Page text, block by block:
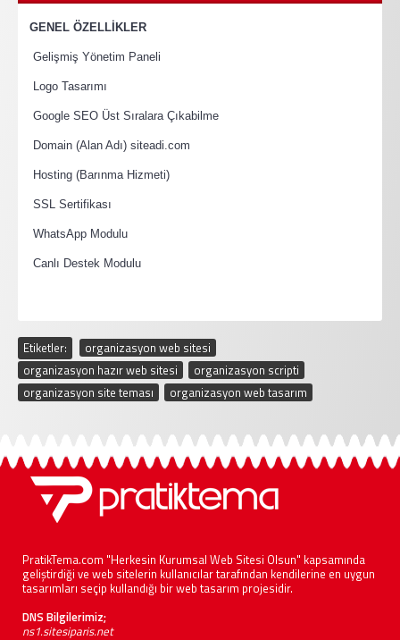
GENEL ÖZELLİKLER
Gelişmiş Yönetim Paneli
Logo Tasarımı
Google SEO Üst Sıralara Çıkabilme
Domain (Alan Adı) siteadi.com
Hosting (Barınma Hizmeti)
SSL Sertifikası
WhatsApp Modulu
Canlı Destek Modulu
Etiketler: organizasyon web sitesi
organizasyon hazır web sitesi
organizasyon scripti
organizasyon site teması
organizasyon web tasarım
PratikTema.com "Herkesin Kurumsal Web Sitesi Olsun" kapsamında
geliştirdiği ve web sitelerin kullanıcılar tarafından kendilerine en uygun
tasarımları seçip kullandığı bir web tasarım projesidir.
DNS Bilgilerimiz;
ns1.sitesiparis.net